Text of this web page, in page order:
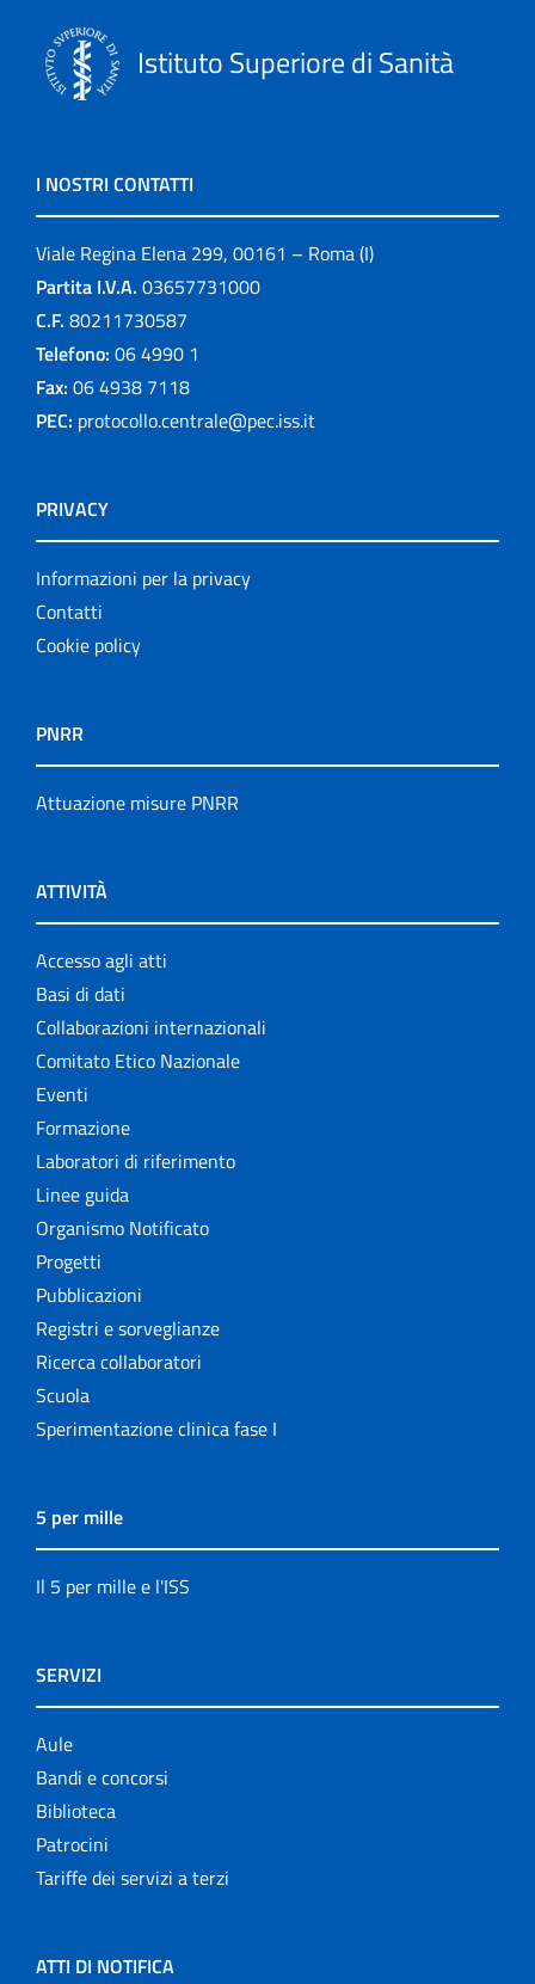
Istituto Superiore di Sanità
I NOSTRI CONTATTI
Viale Regina Elena 299, 00161 – Roma (I)
Partita I.V.A. 03657731000
C.F. 80211730587
Telefono: 06 4990 1
Fax: 06 4938 7118
PEC: protocollo.centrale@pec.iss.it
PRIVACY
Informazioni per la privacy
Contatti
Cookie policy
PNRR
Attuazione misure PNRR
ATTIVITÀ
Accesso agli atti
Basi di dati
Collaborazioni internazionali
Comitato Etico Nazionale
Eventi
Formazione
Laboratori di riferimento
Linee guida
Organismo Notificato
Progetti
Pubblicazioni
Registri e sorveglianze
Ricerca collaboratori
Scuola
Sperimentazione clinica fase I
5 per mille
Il 5 per mille e l'ISS
SERVIZI
Aule
Bandi e concorsi
Biblioteca
Patrocini
Tariffe dei servizi a terzi
ATTI DI NOTIFICA